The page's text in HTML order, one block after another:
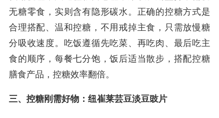
无糖零食，实则含有隐形碳水。正确的控糖方式是
合理搭配、温和控糖，不用戒掉主食，只需放慢糖
分吸收速度。吃饭遵循先吃菜、再吃肉、最后吃主
食的顺序，每餐七分饱，饭后适当散步，搭配控糖
膳食产品，控糖效率翻倍。
三、控糖刚需好物：纽崔莱芸豆淡豆豉片